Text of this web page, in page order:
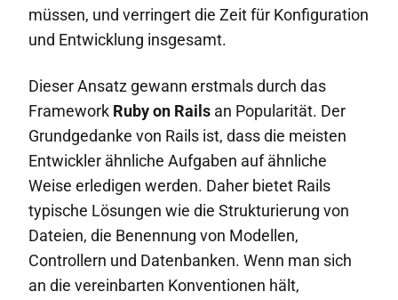
müssen, und verringert die Zeit für Konfiguration
und Entwicklung insgesamt.
Dieser Ansatz gewann erstmals durch das
Framework Ruby on Rails an Popularität. Der
Grundgedanke von Rails ist, dass die meisten
Entwickler ähnliche Aufgaben auf ähnliche
Weise erledigen werden. Daher bietet Rails
typische Lösungen wie die Strukturierung von
Dateien, die Benennung von Modellen,
Controllern und Datenbanken. Wenn man sich
an die vereinbarten Konventionen hält,